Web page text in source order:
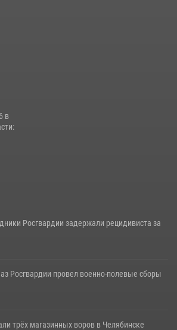
в
Росгвардии задержали рецидивиста за
Росгвардии провел военно-полевые сборы
трёх магазинных воров в Челябинске